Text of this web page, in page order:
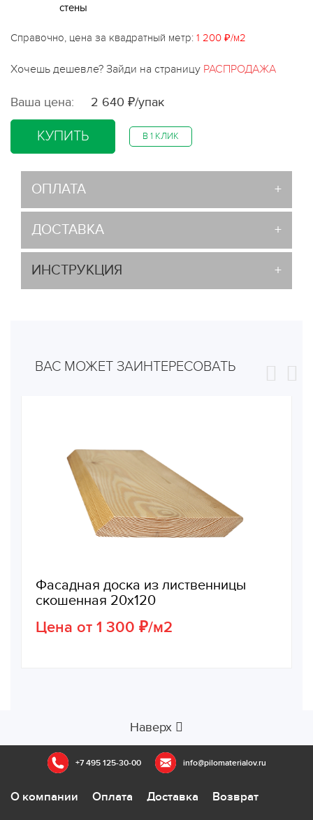
стены
Справочно, цена за квадратный метр: 1 200 ₽/м2
Хочешь дешевле? Зайди на страницу РАСПРОДАЖА
Ваша цена: 2 640 ₽/упак
КУПИТЬ В 1 КЛИК
ОПЛАТА
ДОСТАВКА
ИНСТРУКЦИЯ
ВАС МОЖЕТ ЗАИНТЕРЕСОВАТЬ
Фасадная доска из лиственницы
скошенная 20х120
Цена от 1 300 ₽/м2
Наверх
+7 495 125-30-00 info@pilomaterialov.ru
О компании Оплата Доставка Возврат